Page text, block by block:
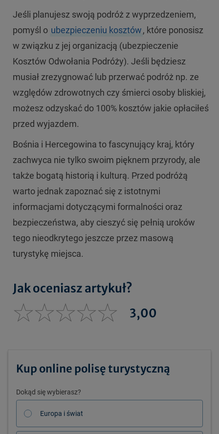
Jeśli planujesz swoją podróż z wyprzedzeniem,
pomyśl o ubezpieczeniu kosztów, które ponosisz
w związku z jej organizacją (ubezpieczenie
Kosztów Odwołania Podróży). Jeśli będziesz
musiał zrezygnować lub przerwać podróż np. ze
względów zdrowotnych czy śmierci osoby bliskiej,
możesz odzyskać do 100% kosztów jakie opłaciłeś
przed wyjazdem.
Bośnia i Hercegowina to fascynujący kraj, który
zachwyca nie tylko swoim pięknem przyrody, ale
także bogatą historią i kulturą. Przed podróżą
warto jednak zapoznać się z istotnymi
informacjami dotyczącymi formalności oraz
bezpieczeństwa, aby cieszyć się pełnią uroków
tego nieodkrytego jeszcze przez masową
turystykę miejsca.
Jak oceniasz artykuł?
3,00
Kup online polisę turystyczną
Dokąd się wybierasz?
Europa i świat